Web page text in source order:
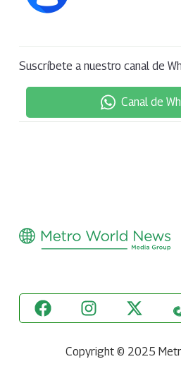
Suscríbete a nuestro canal de
Canal de
Copyright © 2025